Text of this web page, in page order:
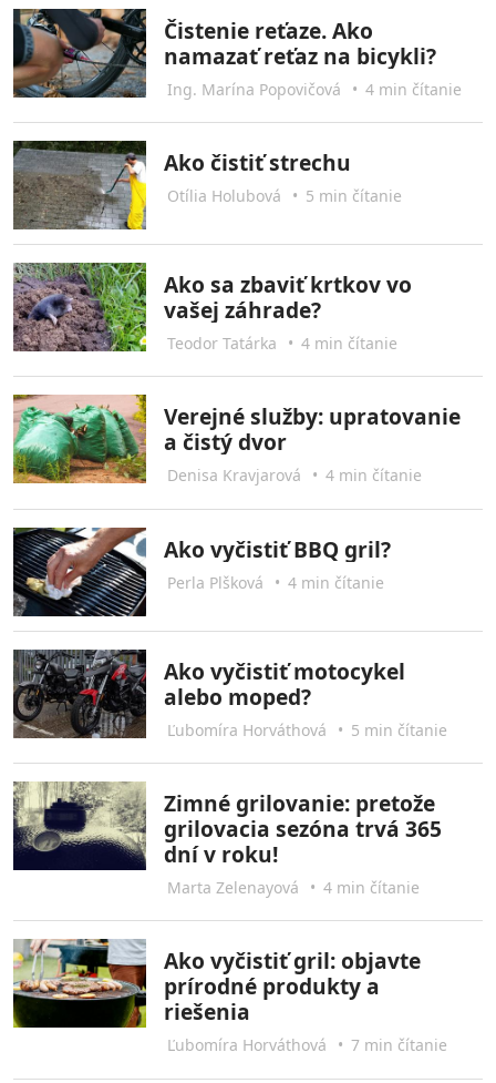
Čistenie reťaze. Ako
namazať reťaz na bicykli?
Ing. Marína Popovičová • 4 min čítanie
Ako čistiť strechu
Otília Holubová • 5 min čítanie
Ako sa zbaviť krtkov vo
vašej záhrade?
Teodor Tatárka • 4 min čítanie
Verejné služby: upratovanie
a čistý dvor
Denisa Kravjarová • 4 min čítanie
Ako vyčistiť BBQ gril?
Perla Plšková • 4 min čítanie
Ako vyčistiť motocykel
alebo moped?
Ľubomíra Horváthová • 5 min čítanie
Zimné grilovanie: pretože
grilovacia sezóna trvá 365
dní v roku!
Marta Zelenayová • 4 min čítanie
Ako vyčistiť gril: objavte
prírodné produkty a
riešenia
Ľubomíra Horváthová • 7 min čítanie